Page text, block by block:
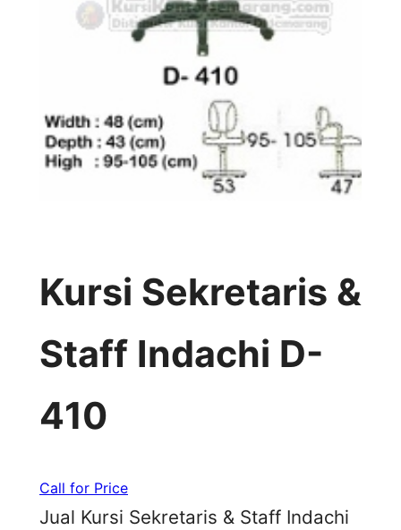
Kursi Sekretaris &
Staff Indachi D-
410
Call for Price
Jual Kursi Sekretaris & Staff Indachi